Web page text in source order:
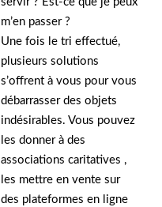
m’en passer ?
Une fois le tri effectué,
plusieurs solutions
s’offrent à vous pour vous
débarrasser des objets
indésirables. Vous pouvez
les donner à des
associations caritatives ,
les mettre en vente sur
des plateformes en ligne